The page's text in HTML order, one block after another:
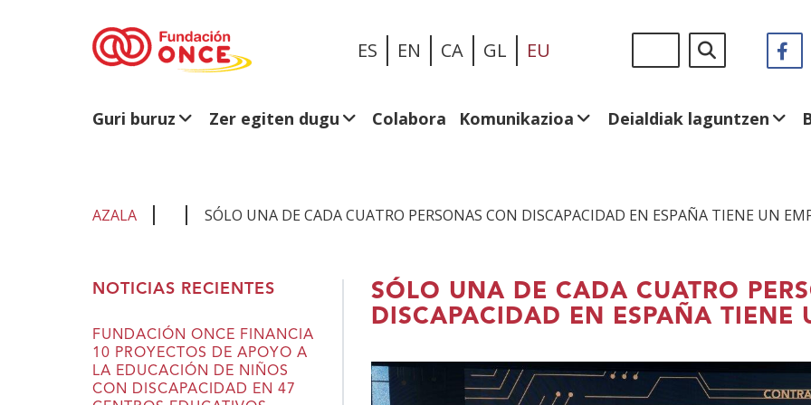
ES EN CA GL EU
en:
Guri buruz Zer egiten dugu Colabora Komunikazioa Deialdiak laguntzen
AZALA SÓLO UNA DE CADA CUATRO PERSONAS CON DISCAPACIDAD EN ESPAÑA TIENE UN
SÓLO UNA DE CADA CUATRO
DISCAPACIDAD EN ESPAÑA TIENE
NOTICIAS RECIENTES
FUNDACIÓN ONCE FINANCIA
10 PROYECTOS DE APOYO A
LA EDUCACIÓN DE NIÑOS
CON DISCAPACIDAD EN 47